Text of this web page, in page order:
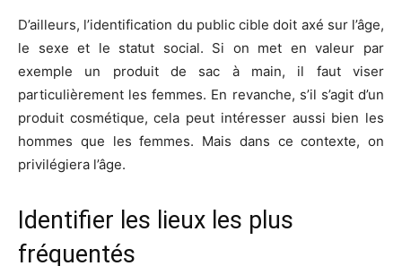
D’ailleurs, l’identification du public cible doit axé sur l’âge,
le sexe et le statut social. Si on met en valeur par
exemple un produit de sac à main, il faut viser
particulièrement les femmes. En revanche, s’il s’agit d’un
produit cosmétique, cela peut intéresser aussi bien les
hommes que les femmes. Mais dans ce contexte, on
privilégiera l’âge.
Identifier les lieux les plus
fréquentés